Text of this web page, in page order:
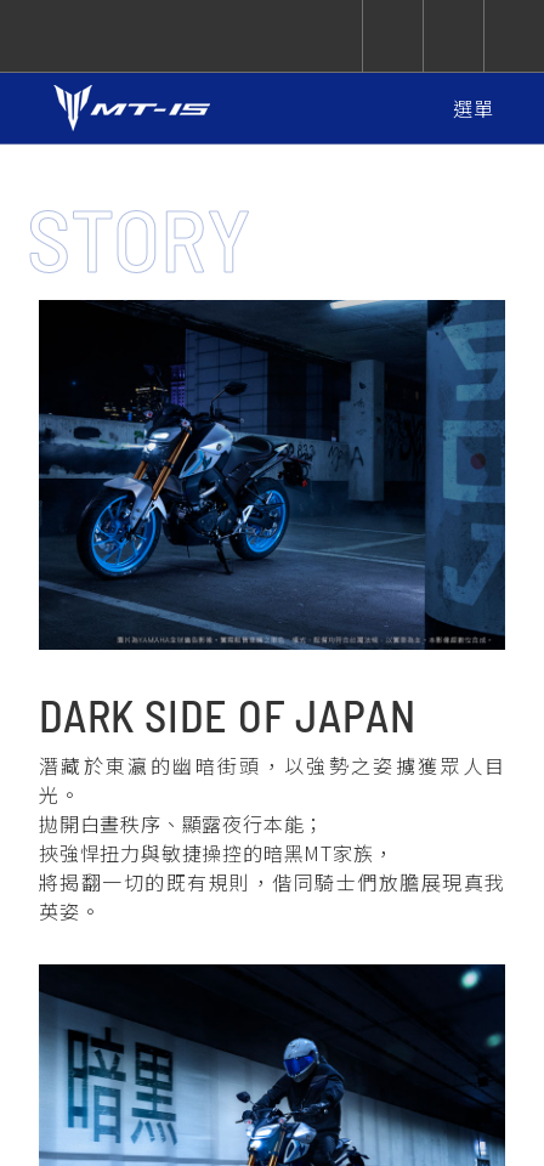
依風格 依排氣量
Super
Sport
Hyper
Naked
YZF-R9
YZF-R7
550+
YZF-R3
251~549
YZF-R15
150
MT-
09
Y-
AMT
550+
MT-
09
550+
MT-
07
Y-
AMT
MT-
07
550+
MT-
251~549
MT-
XSR
700
550+
XSR
155
150
FZ-X
依風格 依排氣量
Premium Sport Fashion
TMAX
XMAX
251~549
NMAX
150
AUGUR
150
CYGNUS
XR
CYGNUS
X
125
FORCE
150
125
Limi
Vinoora
125
BW'S
125
PW50
AXIS
Z /
Zii
125
JOG
125
CUXiE
2.5 kw
追蹤愛車
我的愛車 瀏覽紀錄
選單
選購配件
規格
圖集
STORY
DARK SIDE OF JAPAN
潛藏於東瀛的幽暗街頭，以強勢之姿擄獲眾人目
光。
拋開白晝秩序、顯露夜行本能；
挾強悍扭力與敏捷操控的暗黑MT家族，
將揭翻一切的既有規則，偕同騎士們放膽展現真我
英姿。